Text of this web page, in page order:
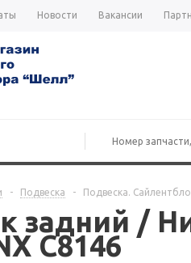
Новости Вакансии
- Подвеска - Подвеска.
задний /
C8146